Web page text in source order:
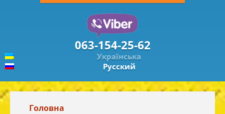
063-154-25-62
Українська
Русский
Головна